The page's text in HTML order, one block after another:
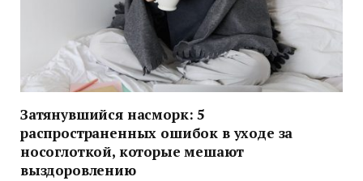
Затянувшийся насморк: 5
распространенных ошибок в уходе за
носоглоткой, которые мешают
выздоровлению